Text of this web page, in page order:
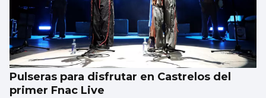
Pulseras para disfrutar en Castrelos del
primer Fnac Live